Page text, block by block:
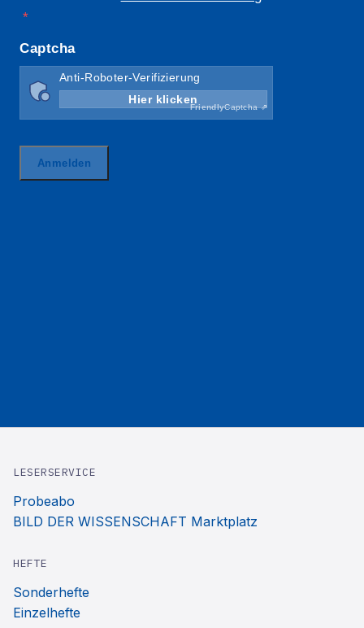
LESERSERVICE
Probeabo
BILD DER WISSENSCHAFT Marktplatz
HEFTE
Sonderhefte
Einzelhefte